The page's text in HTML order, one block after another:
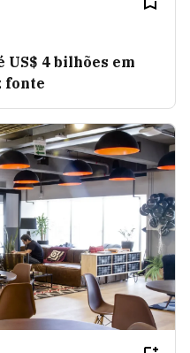
4 bilhões em
fonte